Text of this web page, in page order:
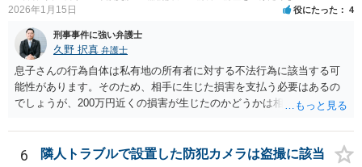
題ありません。 参考条文 民事訴訟法 第三百八十五条 支払督促の申
立てが第三百八十二条若しくは第三百八十三条の規定に違反すると
き、又は申立ての趣旨から請求に理由がないことが明らかなときは、
その申立てを却下しなければならない。請求の一部につき支払督促を
発することができない場合におけるその一部についても、同様とす
る。
2026年1月15日 役にたった 4
刑事事件に強い弁護士
久野 択真 弁護士
息子さんの行為自体は私有地の所有者に対する不法行為に該当する可
能性があります。そのため、相手に生じた損害を支払う必要はあるの
でしょうが、200万円近くの損害が生じたのかどうかは相手の方で立証
ントアウトして、お近くの弁護士に一度相談してみるのが良いと思い
ます。 ご参考までに。
6
隣人トラブルで設置した防犯カメラは盗撮に該当